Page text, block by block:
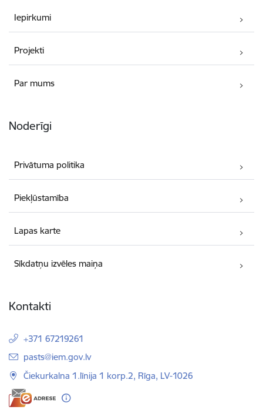
Iepirkumi
Projekti
Par mums
Noderīgi
Privātuma politika
Piekļūstamība
Lapas karte
Sīkdatņu izvēles maiņa
Kontakti
+371 67219261
E-pasts:
pasts@iem.gov.lv
Čiekurkalna 1.līnija 1 korp.2, Rīga, LV-1026